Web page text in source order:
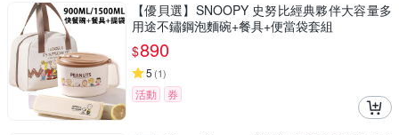
【優貝選】SNOOPY 史努比經典夥伴大容量多
用途不鏽鋼泡麵碗+餐具+便當袋套組
$890
5 (1)
活動 券